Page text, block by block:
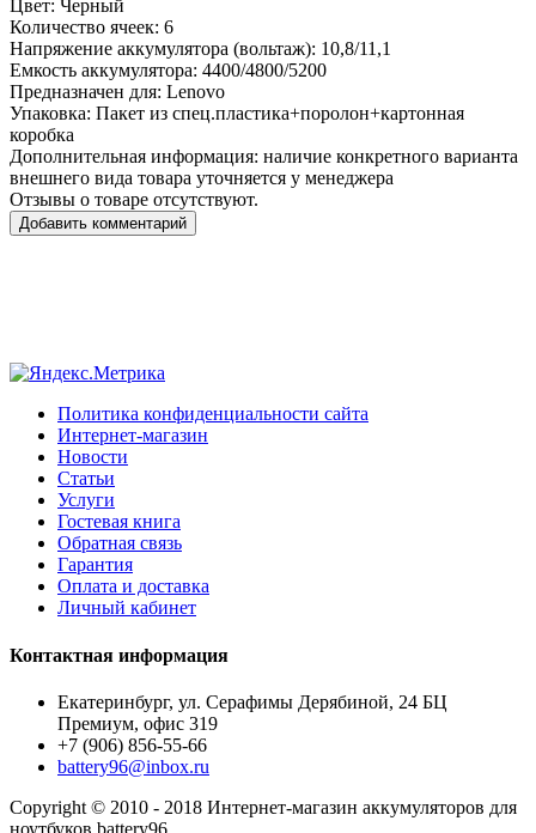
Цвет: Черный
Количество ячеек: 6
Напряжение аккумулятора (вольтаж): 10,8/11,1
Емкость аккумулятора: 4400/4800/5200
Предназначен для: Lenovo
Упаковка: Пакет из спец.пластика+поролон+картонная
коробка
Дополнительная информация: наличие конкретного варианта
внешнего вида товара уточняется у менеджера
Отзывы о товаре отсутствуют.
Добавить комментарий
Политика конфиденциальности сайта
Интернет-магазин
Новости
Статьи
Услуги
Гостевая книга
Обратная связь
Гарантия
Оплата и доставка
Личный кабинет
Контактная информация
Екатеринбург, ул. Серафимы Дерябиной, 24 БЦ
Премиум, офис 319
+7 (906) 856-55-66
battery96@inbox.ru
Copyright © 2010 - 2018 Интернет-магазин аккумуляторов для
ноутбуков battery96.